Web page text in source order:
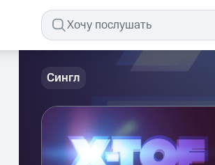
Сингл